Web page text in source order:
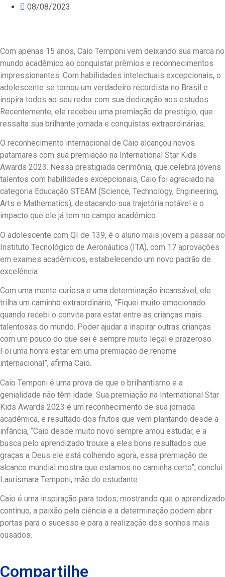
08/08/2023
Com apenas 15 anos, Caio Temponi vem deixando sua marca no
mundo acadêmico ao conquistar prêmios e reconhecimentos
impressionantes. Com habilidades intelectuais excepcionais, o
adolescente se tornou um verdadeiro recordista no Brasil e
inspira todos ao seu redor com sua dedicação aos estudos.
Recentemente, ele recebeu uma premiação de prestígio, que
ressalta sua brilhante jornada e conquistas extraordinárias.
O reconhecimento internacional de Caio alcançou novos
patamares com sua premiação na International Star Kids
Awards 2023. Nessa prestigiada cerimônia, que celebra jovens
talentos com habilidades excepcionais, Caio foi agraciado na
categoria Educação STEAM (Science, Technology, Engineering,
Arts e Mathematics), destacando sua trajetória notável e o
impacto que ele já tem no campo acadêmico.
O adolescente com QI de 139, é o aluno mais jovem a passar no
Instituto Tecnológico de Aeronáutica (ITA), com 17 aprovações
em exames acadêmicos, estabelecendo um novo padrão de
excelência.
Com uma mente curiosa e uma determinação incansável, ele
trilha um caminho extraordinário, “Fiquei muito emocionado
quando recebi o convite para estar entre as crianças mais
talentosas do mundo. Poder ajudar a inspirar outras crianças
com um pouco do que sei é sempre muito legal e prazeroso.
Foi uma honra estar em uma premiação de renome
internacional”, afirma Caio.
Caio Temponi é uma prova de que o brilhantismo e a
genialidade não têm idade. Sua premiação na International Star
Kids Awards 2023 é um reconhecimento de sua jornada
acadêmica, e resultado dos frutos que vem plantando desde a
infância, “Caio desde muito novo sempre amou estudar, e a
busca pelo aprendizado trouxe a eles bons resultados que
graças a Deus ele está colhendo agora, essa premiação de
alcance mundial mostra que estamos no caminha certo”, conclui
Laurismara Temponi, mãe do estudante.
Caio é uma inspiração para todos, mostrando que o aprendizado
contínuo, a paixão pela ciência e a determinação podem abrir
portas para o sucesso e para a realização dos sonhos mais
ousados.
Compartilhe